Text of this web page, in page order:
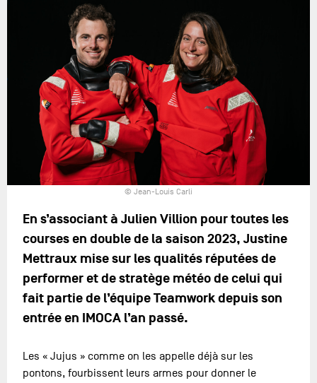
© Jean-Louis Carli
En s’associant à Julien Villion pour toutes les
courses en double de la saison 2023, Justine
Mettraux mise sur les qualités réputées de
performer et de stratège météo de celui qui
fait partie de l’équipe Teamwork depuis son
entrée en IMOCA l’an passé.
Les « Jujus » comme on les appelle déjà sur les
pontons, fourbissent leurs armes pour donner le